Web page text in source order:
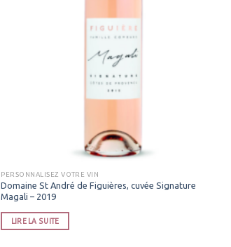
PERSONNALISEZ VOTRE VIN
Domaine St André de Figuières, cuvée Signature
Magali – 2019
LIRE LA SUITE